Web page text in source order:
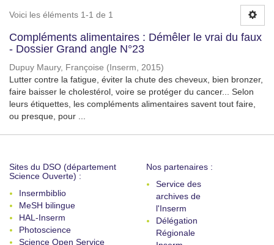
Voici les éléments 1-1 de 1
Compléments alimentaires : Démêler le vrai du faux
- Dossier Grand angle N°23
Dupuy Maury, Françoise ( Inserm, 2015)
Lutter contre la fatigue, éviter la chute des cheveux, bien bronzer,
faire baisser le cholestérol, voire se protéger du cancer... Selon
leurs étiquettes, les compléments alimentaires savent tout faire,
ou presque, pour ...
Sites du DSO (département
Science Ouverte) :
Insermbiblio
MeSH bilingue
HAL-Inserm
Photoscience
Science Open Service
Nos partenaires :
Service des
archives de
l'Inserm
Délégation
Régionale